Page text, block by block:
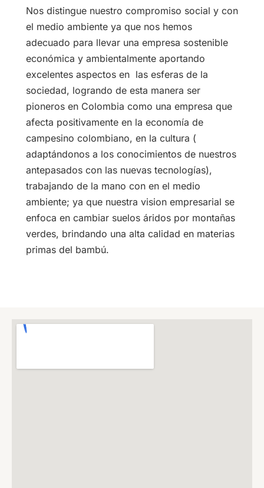
Nos distingue nuestro compromiso social y con
el medio ambiente ya que nos hemos
adecuado para llevar una empresa sostenible
económica y ambientalmente aportando
excelentes aspectos en las esferas de la
sociedad, logrando de esta manera ser
pioneros en Colombia como una empresa que
afecta positivamente en la economía de
campesino colombiano, en la cultura (
adaptándonos a los conocimientos de nuestros
antepasados con las nuevas tecnologías),
trabajando de la mano con en el medio
ambiente; ya que nuestra vision empresarial se
enfoca en cambiar suelos áridos por montañas
verdes, brindando una alta calidad en materias
primas del bambú.